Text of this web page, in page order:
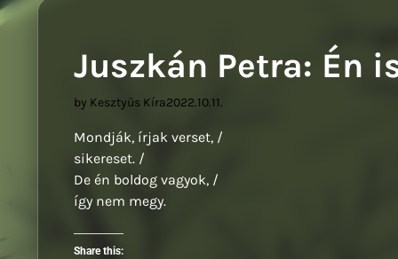
Juszkán Petra: Én
by Kesztyűs Kíra2022.10.11.
Mondják, írjak verset, /
sikereset. /
De én boldog vagyok, /
így nem megy.
Share this: